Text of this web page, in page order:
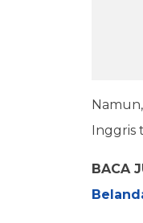
Inggris
BACA